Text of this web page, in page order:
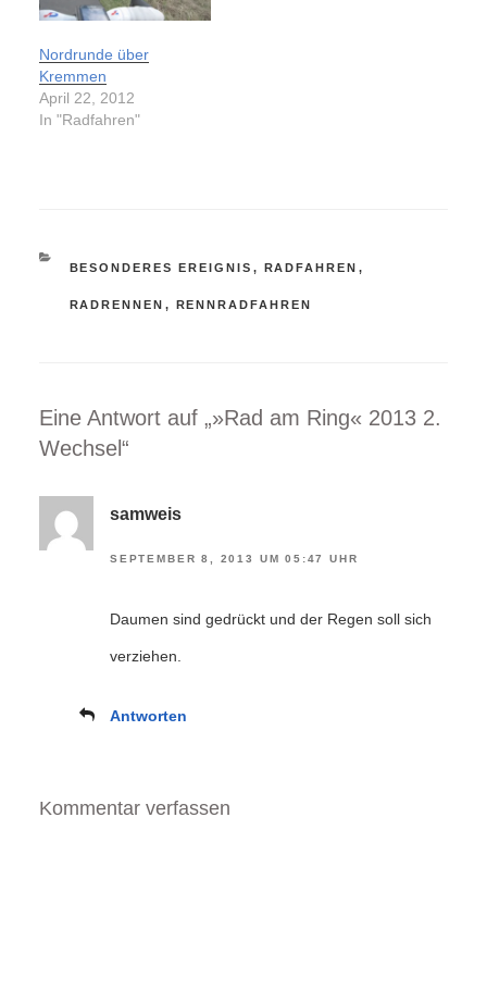
Nordrunde über
Kremmen
April 22, 2012
In "Radfahren"
KATEGORIEN
BESONDERES EREIGNIS , RADFAHREN ,
RADRENNEN , RENNRADFAHREN
Eine Antwort auf „»Rad am Ring« 2013 2.
Wechsel“
samweis
SEPTEMBER 8, 2013 UM 05:47 UHR
Daumen sind gedrückt und der Regen soll sich
verziehen.
Antworten
Kommentar verfassen